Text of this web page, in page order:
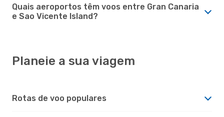
Quais aeroportos têm voos entre Gran Canaria
e Sao Vicente Island?
Planeie a sua viagem
Rotas de voo populares